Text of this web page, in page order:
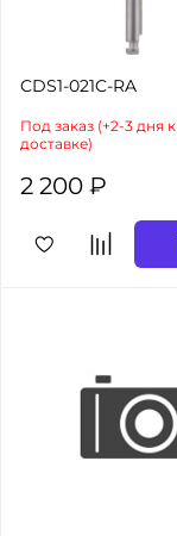
CDS1-021C-RA
Под заказ (+2-3 дня к
доставке)
2 200 ₽